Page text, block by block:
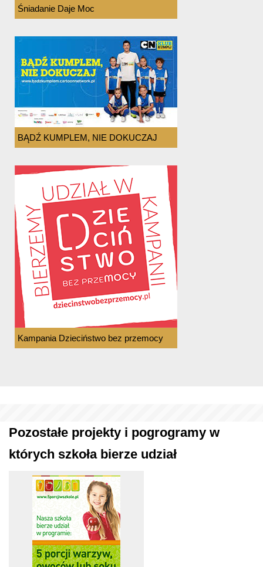
Śniadanie Daje Moc
BĄDŹ KUMPLEM, NIE DOKUCZAJ
Kampania Dzieciństwo bez przemocy
Pozostałe projekty i pogrogramy w
których szkoła bierze udział